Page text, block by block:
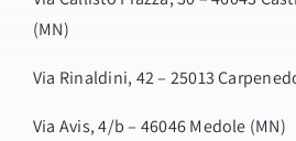
(MN)
Via Rinaldini, 42 – 25013
Via Avis, 4/b – 46046 Medole (MN)